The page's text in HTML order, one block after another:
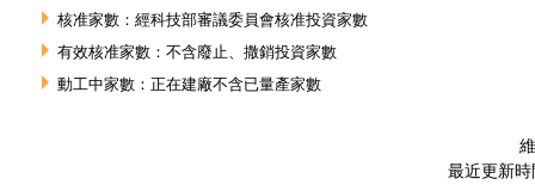
核准家數：經科技部審議委員會核准投資家數
有效核准家數：不含廢止、撒銷投資家數
動工中家數：正在建廠不含已量產家數
最近更新